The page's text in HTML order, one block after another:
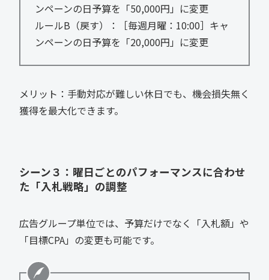
ンペーンの日予算を「50,000円」に変更
ルールB（戻す）：［毎週月曜：10:00］キャ
ンペーンの日予算を「20,000円」に変更
メリット：手動対応が難しい休日でも、機会損失無く
獲得を最大化できます。
シーン３：曜日ごとのパフォーマンスに合わせ
た「入札戦略」の調整
広告グループ単位では、予算だけでなく「入札額」や
「目標CPA」の変更も可能です。